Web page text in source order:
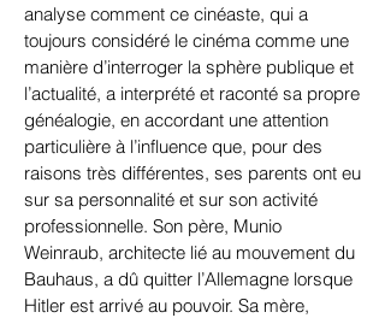
analyse comment ce cinéaste, qui a
toujours considéré le cinéma comme une
manière d’interroger la sphère publique et
l’actualité, a interprété et raconté sa propre
généalogie, en accordant une attention
particulière à l’influence que, pour des
raisons très différentes, ses parents ont eu
sur sa personnalité et sur son activité
professionnelle. Son père, Munio
Weinraub, architecte lié au mouvement du
Bauhaus, a dû quitter l’Allemagne lorsque
Hitler est arrivé au pouvoir. Sa mère,